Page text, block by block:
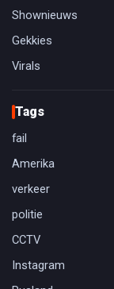
Shownieuws
Gekkies
Virals
Tags
fail
Amerika
verkeer
politie
CCTV
Instagram